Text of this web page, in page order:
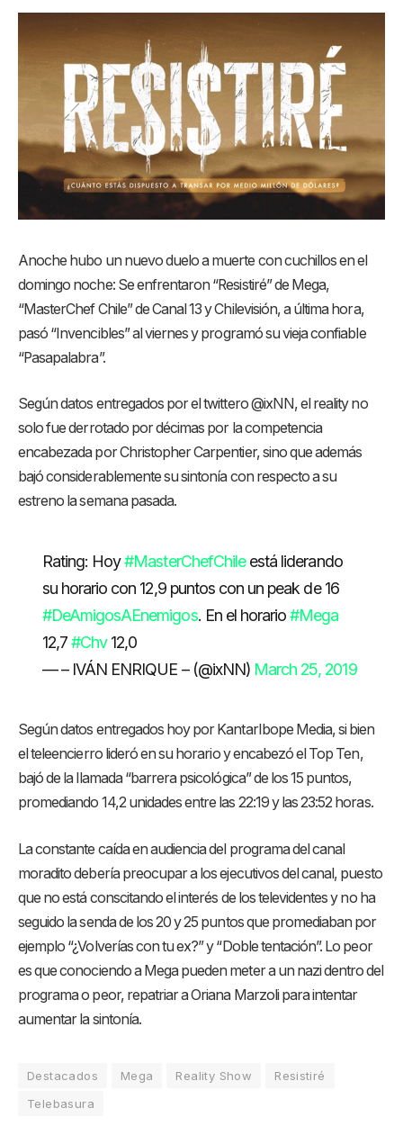
Anoche hubo un nuevo duelo a muerte con cuchillos en el
domingo noche: Se enfrentaron “Resistiré” de Mega,
“MasterChef Chile” de Canal 13 y Chilevisión, a última hora,
pasó “Invencibles” al viernes y programó su vieja confiable
“Pasapalabra”.
Según datos entregados por el twittero @ixNN, el reality no
solo fue derrotado por décimas por la competencia
encabezada por Christopher Carpentier, sino que además
bajó considerablemente su sintonía con respecto a su
estreno la semana pasada.
Rating: Hoy#MasterChefChileestá liderando
su horario con 12,9 puntos con un peak de 16
#DeAmigosAEnemigos. En el horario#Mega
12,7#Chv12,0
— – IVÁN ENRIQUE – (@ixNN) March 25, 2019
Según datos entregados hoy por KantarIbope Media, si bien
el teleencierro lideró en su horario y encabezó el Top Ten,
bajó de la llamada “barrera psicológica” de los 15 puntos,
promediando 14,2 unidades entre las 22:19 y las 23:52 horas.
La constante caída en audiencia del programa del canal
moradito debería preocupar a los ejecutivos del canal, puesto
que no está conscitando el interés de los televidentes y no ha
seguido la senda de los 20 y 25 puntos que promediaban por
ejemplo “¿Volverías con tu ex?” y “Doble tentación”. Lo peor
es que conociendo a Mega pueden meter a un nazi dentro del
programa o peor, repatriar a Oriana Marzoli para intentar
aumentar la sintonía.
Destacados Mega Reality Show
Resistiré
Telebasura